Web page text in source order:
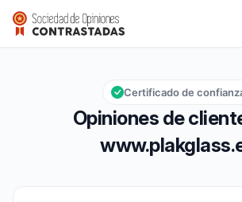
www.plakglass.es
Calificación global: 9,7 de 10
9,7/10
Opiniones de
Certificado de